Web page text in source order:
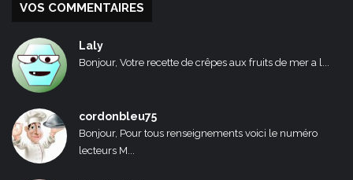
VOS COMMENTAIRES
Laly
Bonjour, Votre recette de crêpes aux fruits de mer a l...
cordonbleu75
Bonjour, Pour tous renseignements voici le numéro
lecteurs M...